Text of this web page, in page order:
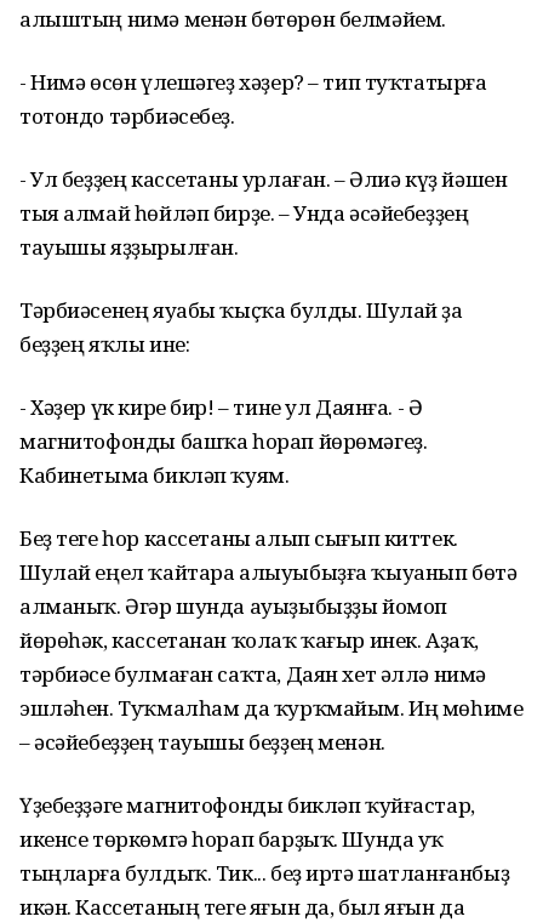
алыштың нимә менән бөтөрөн белмәйем.
- Нимә өсөн үлешәгеҙ хәҙер? – тип туҡтатырға
тотондо тәрбиәсебеҙ.
- Ул беҙҙең кассетаны урлаған. – Әлиә күҙ йәшен
тыя алмай һөйләп бирҙе. – Унда әсәйебеҙҙең
тауышы яҙҙырылған.
Тәрбиәсенең яуабы ҡыҫҡа булды. Шулай ҙа
беҙҙең яҡлы ине:
- Хәҙер үк кире бир! – тине ул Даянға. - Ә
магнитофонды башҡа һорап йөрөмәгеҙ.
Кабинетыма бикләп ҡуям.
Беҙ теге һор кассетаны алып сығып киттек.
Шулай еңел ҡайтара алыуыбыҙға ҡыуанып бөтә
алманыҡ. Әгәр шунда ауыҙыбыҙҙы йомоп
йөрөһәк, кассетанан ҡолаҡ ҡағыр инек. Аҙаҡ,
тәрбиәсе булмаған саҡта, Даян хет әллә нимә
эшләһен. Туҡмалһам да ҡурҡмайым. Иң мөһиме
– әсәйебеҙҙең тауышы беҙҙең менән.
Үҙебеҙҙәге магнитофонды бикләп ҡуйғастар,
икенсе төркөмгә һорап барҙыҡ. Шунда уҡ
тыңларға булдыҡ. Тик... беҙ иртә шатланғанбыҙ
икән. Кассетаның теге яғын да, был яғын да